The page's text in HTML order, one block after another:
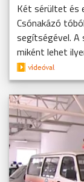
Két sérültet és
Csónakázó
segítségével.
miként lehet